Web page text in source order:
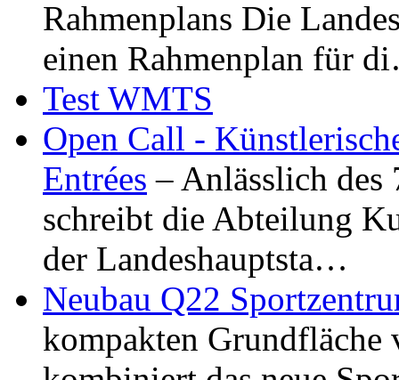
Rahmenplans Die
einen Rahmenplan für
Test WMTS
Open Call -
Entrées – Anlässlich
schreibt die Abteilung
der Landeshauptsta…
Neubau Q22
kompakten Grundfläche